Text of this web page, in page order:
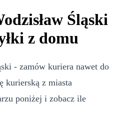
Śląski
z domu
- zamów kuriera nawet do
kurierską z miasta
poniżej i zobacz ile